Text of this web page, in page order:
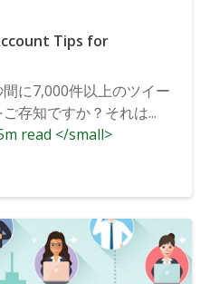
Tips for
に7,000件以上のツイー
存知ですか？それは...
read </small>